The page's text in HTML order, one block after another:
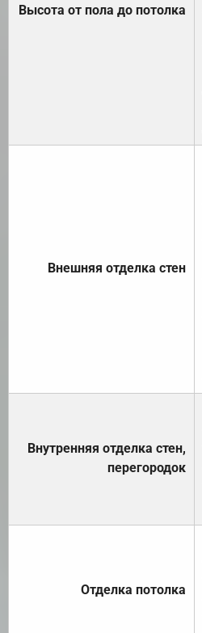
Высота от пола до потолка
Внешняя отделка стен
Внутренняя отделка стен,
перегородок
Отделка потолка